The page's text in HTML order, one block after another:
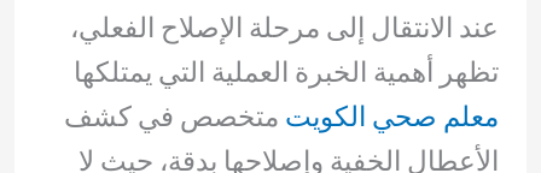
عند الانتقال إلى مرحلة الإصلاح الفعلي،
تظهر أهمية الخبرة العملية التي يمتلكها
معلم صحي الكويت متخصص في كشف
الأعطال الخفية وإصلاحها بدقة، حيث لا